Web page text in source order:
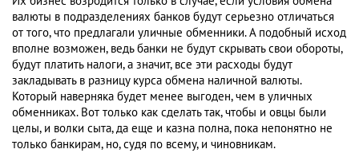
валюты в подразделениях банков будут серьезно отличаться
от того, что предлагали уличные обменники. А подобный исход
вполне возможен, ведь банки не будут скрывать свои обороты,
будут платить налоги, а значит, все эти расходы будут
закладывать в разницу курса обмена наличной валюты.
Который наверняка будет менее выгоден, чем в уличных
обменниках. Вот только как сделать так, чтобы и овцы были
целы, и волки сыта, да еще и казна полна, пока непонятно не
только банкирам, но, судя по всему, и чиновникам.